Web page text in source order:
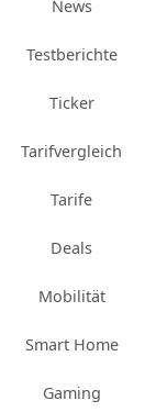
News
Testberichte
Ticker
Tarifvergleich
Tarife
Deals
Mobilität
Smart Home
Gaming